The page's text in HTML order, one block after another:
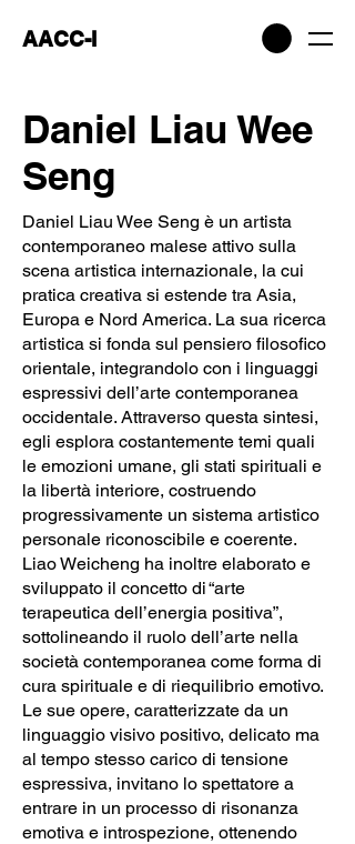
AACC-I
Daniel Liau Wee
Seng
Daniel Liau Wee Seng è un artista
contemporaneo malese attivo sulla
scena artistica internazionale, la cui
pratica creativa si estende tra Asia,
Europa e Nord America. La sua ricerca
artistica si fonda sul pensiero filosofico
orientale, integrandolo con i linguaggi
espressivi dell’arte contemporanea
occidentale. Attraverso questa sintesi,
egli esplora costantemente temi quali
le emozioni umane, gli stati spirituali e
la libertà interiore, costruendo
progressivamente un sistema artistico
personale riconoscibile e coerente.
Liao Weicheng ha inoltre elaborato e
sviluppato il concetto di “arte
terapeutica dell’energia positiva”,
sottolineando il ruolo dell’arte nella
società contemporanea come forma di
cura spirituale e di riequilibrio emotivo.
Le sue opere, caratterizzate da un
linguaggio visivo positivo, delicato ma
al tempo stesso carico di tensione
espressiva, invitano lo spettatore a
entrare in un processo di risonanza
emotiva e introspezione, ottenendo